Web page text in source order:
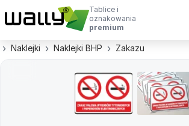
Tablice i
oznakowania
premium
Naklejki Naklejki BHP Zakazu